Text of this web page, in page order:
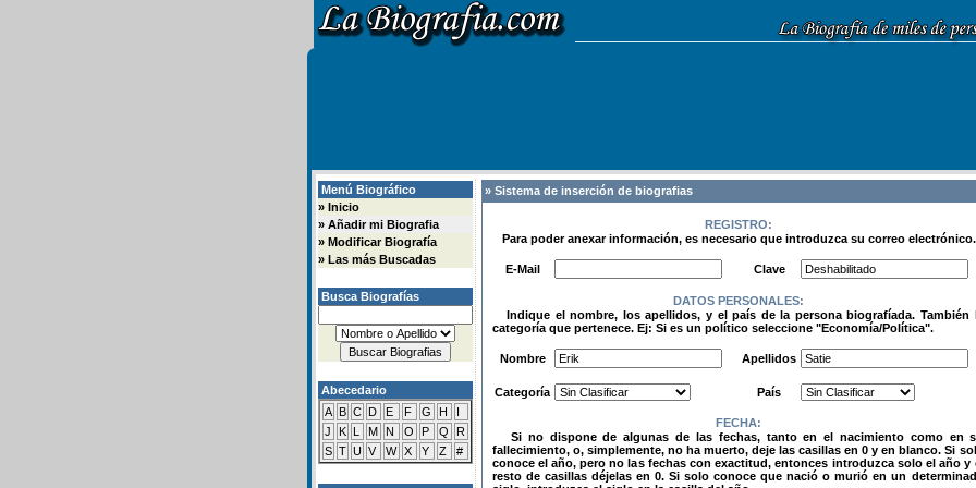
Menú Biográfico
» Inicio
» Añadir mi Biografia
» Modificar Biografía
» Las más Buscadas
Busca Biografías
Abecedario
A B C D E F G H
I
J
K L M N O P Q
R
S T U V W X Y Z #
» Sistema de inserción de biografias
REGISTRO:
Para poder anexar información, es necesario que introduzca su correo electrónico.
E-Mail
Clave
DATOS PERSONALES:
Indique el nombre, los apellidos, y el país de la persona biografíada. También
categoría que pertenece. Ej: Si es un político seleccione "Economía/Política".
Nombre
Apellidos
Categoría País
FECHA:
Si no dispone de algunas de las fechas, tanto en el nacimiento como en
fallecimiento, o, simplemente, no ha muerto, deje las casillas en 0 y en blanco. Si
conoce el año, pero no las fechas con exactitud, entonces introduzca solo el año y
resto de casillas déjelas en 0. Si solo conoce que nació o murió en un